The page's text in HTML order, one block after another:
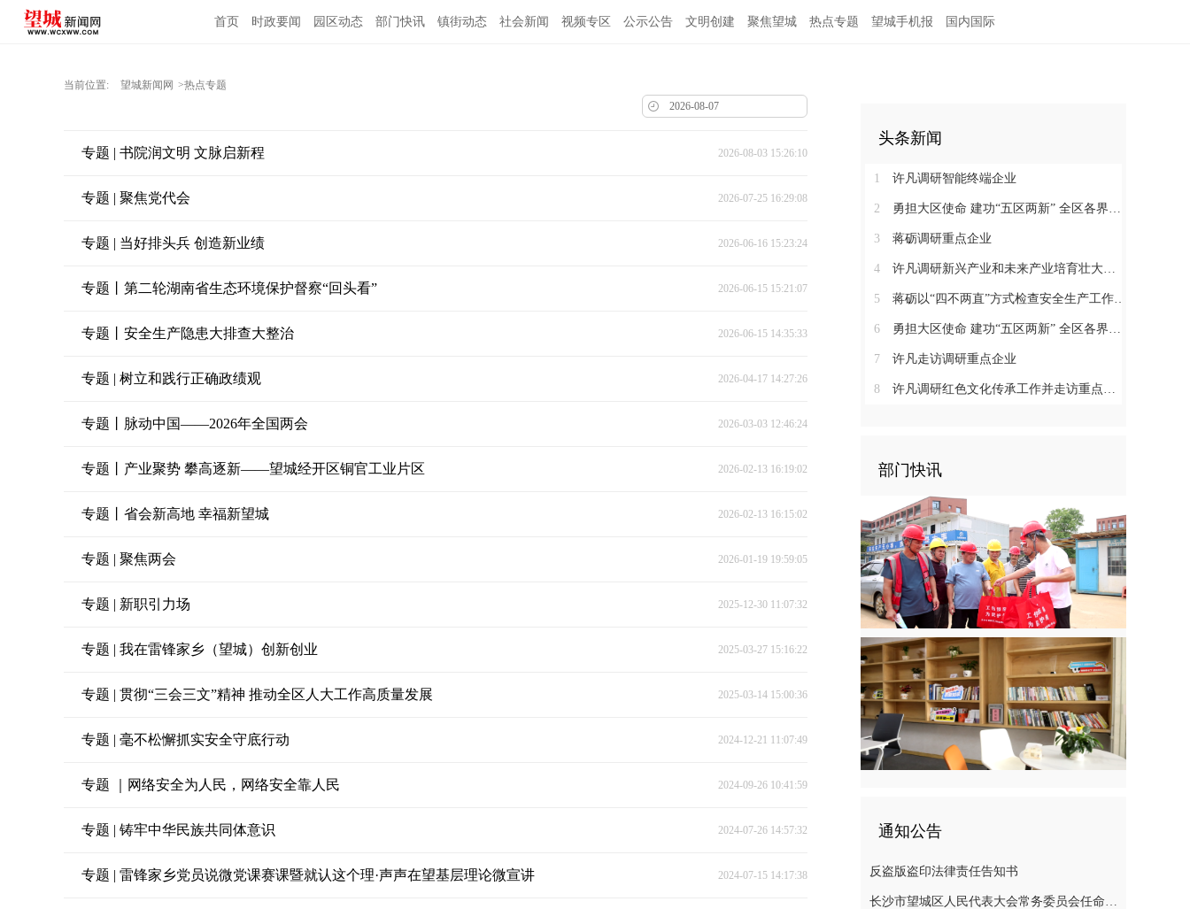
首页 时政要闻 园区动态 部门快讯 镇街动态 社会新闻 视频专区 公示公告 文明创建 聚焦望城 热点专题 望城手机报 国内国际
当前位置: 望城新闻网 >热点专题
专题 | 书院润文明 文脉启新程 2026-08-03 15:26:10
专题 | 聚焦党代会 2026-07-25 16:29:08
专题 | 当好排头兵 创造新业绩 2026-06-16 15:23:24
专题丨第二轮湖南省生态环境保护督察“回头看” 2026-06-15 15:21:07
专题丨安全生产隐患大排查大整治 2026-06-15 14:35:33
专题 | 树立和践行正确政绩观 2026-04-17 14:27:26
专题丨脉动中国——2026年全国两会 2026-03-03 12:46:24
专题丨产业聚势 攀高逐新——望城经开区铜官工业片区 2026-02-13 16:19:02
专题丨省会新高地 幸福新望城 2026-02-13 16:15:02
专题 | 聚焦两会 2026-01-19 19:59:05
专题 | 新职引力场 2025-12-30 11:07:32
专题 | 我在雷锋家乡（望城）创新创业 2025-03-27 15:16:22
专题 | 贯彻“三会三文”精神 推动全区人大工作高质量发展 2025-03-14 15:00:36
专题 | 毫不松懈抓实安全守底行动 2024-12-21 11:07:49
专题 ｜网络安全为人民，网络安全靠人民 2024-09-26 10:41:59
专题 | 铸牢中华民族共同体意识 2024-07-26 14:57:32
专题 | 雷锋家乡党员说微党课赛课暨就认这个理·声声在望基层理论微宣讲 2024-07-15 14:17:38
头条新闻
1 许凡调研智能终端企业
2 勇担大区使命 建功“五区两新” 全区各界学习贯彻区党代会精神（四）
3 蒋砺调研重点企业
4 许凡调研新兴产业和未来产业培育壮大工作
5 蒋砺以“四不两直”方式检查安全生产工作并慰问一线劳动者
6 勇担大区使命 建功“五区两新” 全区各界学习贯彻区党代会精神（三）
7 许凡走访调研重点企业
8 许凡调研红色文化传承工作并走访重点企业
部门快讯
通知公告
反盗版盗印法律责任告知书
长沙市望城区人民代表大会常务委员会任命名单